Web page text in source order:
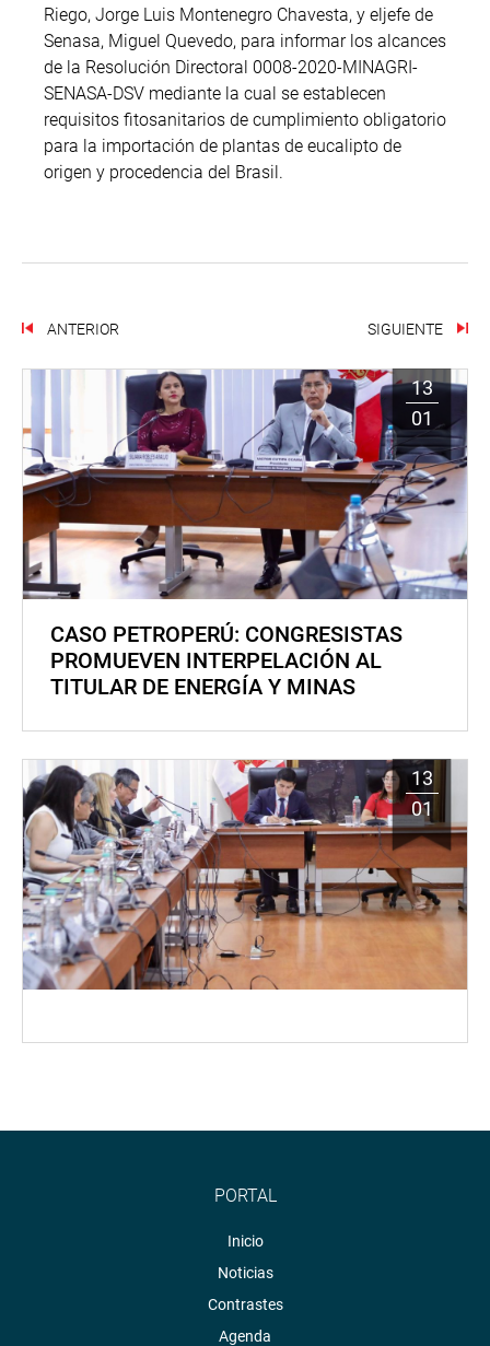
Riego, Jorge Luis Montenegro Chavesta, y eljefe de
Senasa, Miguel Quevedo, para informar los alcances
de la Resolución Directoral 0008-2020-MINAGRI-
SENASA-DSV mediante la cual se establecen
requisitos fitosanitarios de cumplimiento obligatorio
para la importación de plantas de eucalipto de
origen y procedencia del Brasil.
ANTERIOR SIGUIENTE
13
01
CASO PETROPERÚ: CONGRESISTAS
PROMUEVEN INTERPELACIÓN AL
TITULAR DE ENERGÍA Y MINAS
13
01
PORTAL
Inicio
Noticias
Contrastes
Agenda